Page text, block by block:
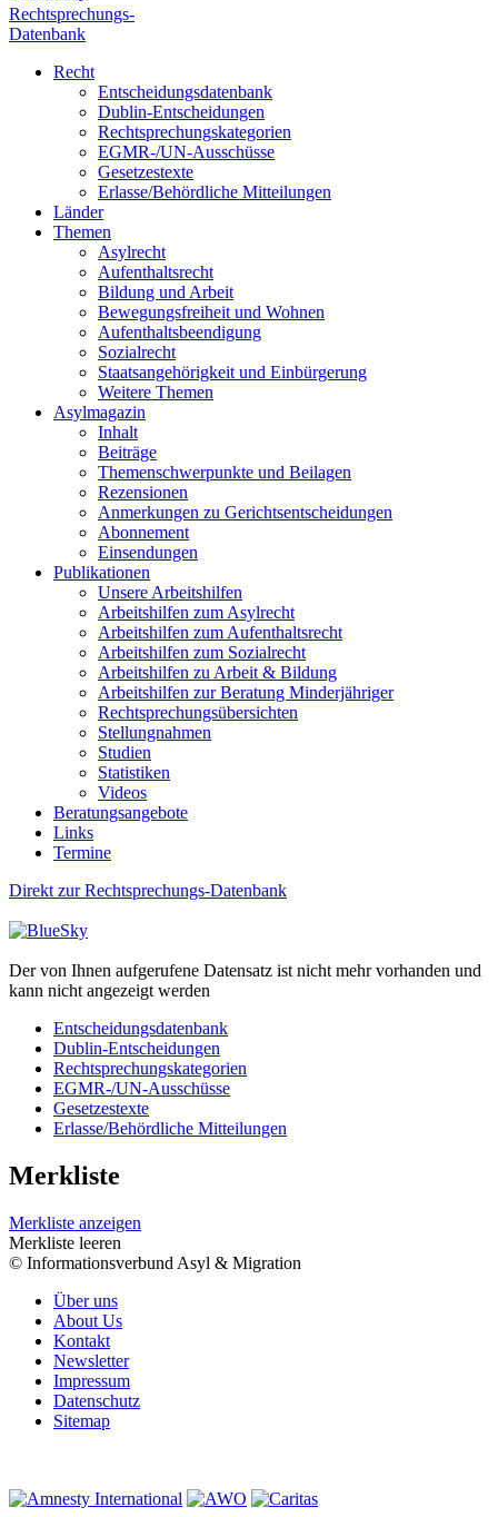
Rechtsprechungs-
Datenbank
Recht
Entscheidungsdatenbank
Dublin-Entscheidungen
Rechtsprechungskategorien
EGMR-/UN-Ausschüsse
Gesetzestexte
Erlasse/Behördliche Mitteilungen
Länder
Themen
Asylrecht
Aufenthaltsrecht
Bildung und Arbeit
Bewegungsfreiheit und Wohnen
Aufenthaltsbeendigung
Sozialrecht
Staatsangehörigkeit und Einbürgerung
Weitere Themen
Asylmagazin
Inhalt
Beiträge
Themenschwerpunkte und Beilagen
Rezensionen
Anmerkungen zu Gerichtsentscheidungen
Abonnement
Einsendungen
Publikationen
Unsere Arbeitshilfen
Arbeitshilfen zum Asylrecht
Arbeitshilfen zum Aufenthaltsrecht
Arbeitshilfen zum Sozialrecht
Arbeitshilfen zu Arbeit & Bildung
Arbeitshilfen zur Beratung Minderjähriger
Rechtsprechungsübersichten
Stellungnahmen
Studien
Statistiken
Videos
Beratungsangebote
Links
Termine
Direkt zur Rechtsprechungs-Datenbank
Der von Ihnen aufgerufene Datensatz ist nicht mehr vorhanden und
kann nicht angezeigt werden
Entscheidungsdatenbank
Dublin-Entscheidungen
Rechtsprechungskategorien
EGMR-/UN-Ausschüsse
Gesetzestexte
Erlasse/Behördliche Mitteilungen
Merkliste
Merkliste anzeigen
Merkliste leeren
© Informationsverbund Asyl & Migration
Über uns
About Us
Kontakt
Newsletter
Impressum
Datenschutz
Sitemap